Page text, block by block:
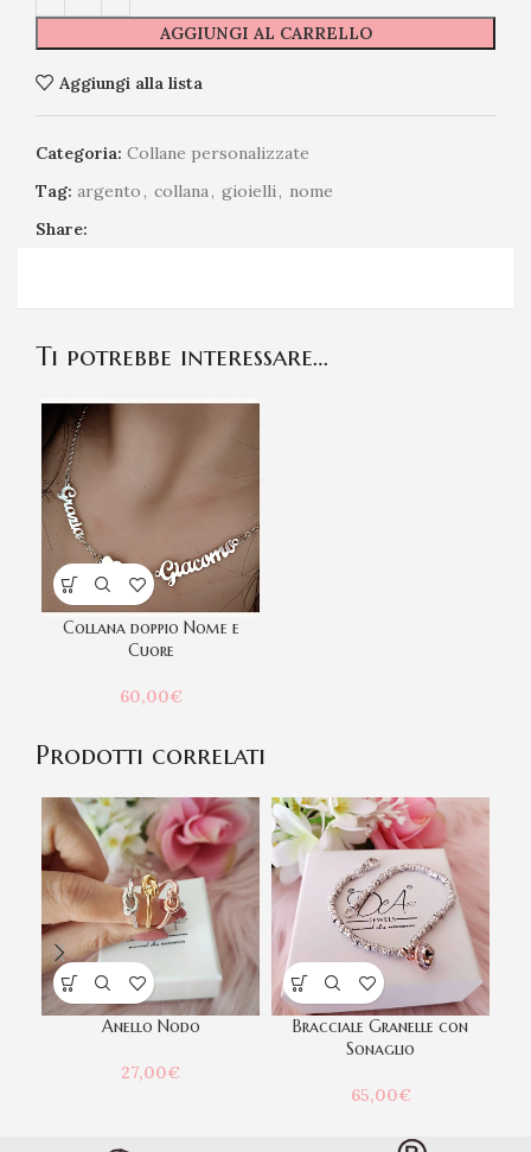
AGGIUNGI AL CARRELLO
Aggiungi alla lista
Categoria: Collane personalizzate
Tag: argento, collana, gioielli, nome
Share:
Ti potrebbe interessare…
Collana doppio Nome e
Cuore
60,00€
Prodotti correlati
Anello Nodo
27,00€
Bracciale Granelle con
Sonaglio
65,00€